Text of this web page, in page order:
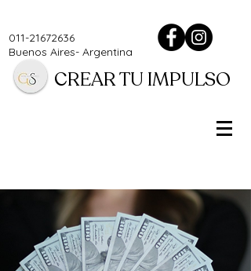
011-21672636
Buenos Aires- Argentina
CREAR TU IMPULSO